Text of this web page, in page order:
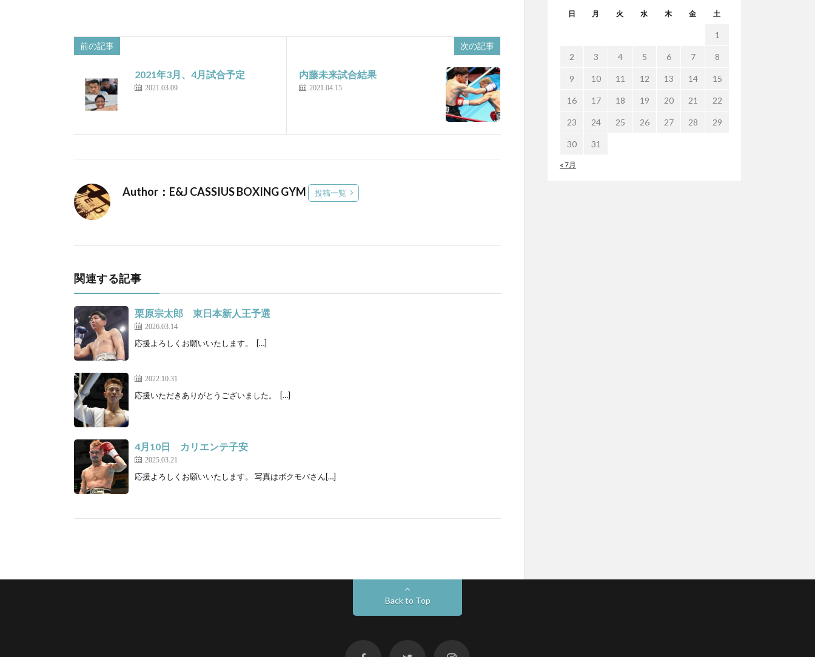
前の記事
2021年3月、4月試合予定
2021.03.09
次の記事
内藤未来試合結果
2021.04.15
Author：E&J CASSIUS BOXING GYM 投稿一覧
関連する記事
栗原宗太郎 東日本新人王予選
2026.03.14
応援よろしくお願いいたします。 […]
2022.10.31
応援いただきありがとうございました。 […]
4月10日 カリエンテ子安
2025.03.21
応援よろしくお願いいたします。 写真はボクモバさん[…]
日 月 火 水 木 金 土
« 7月
1
2 3 4 5 6 7 8
9 10 11 12 13 14 15
16 17 18 19 20 21 22
23 24 25 26 27 28 29
30 31
Back to Top